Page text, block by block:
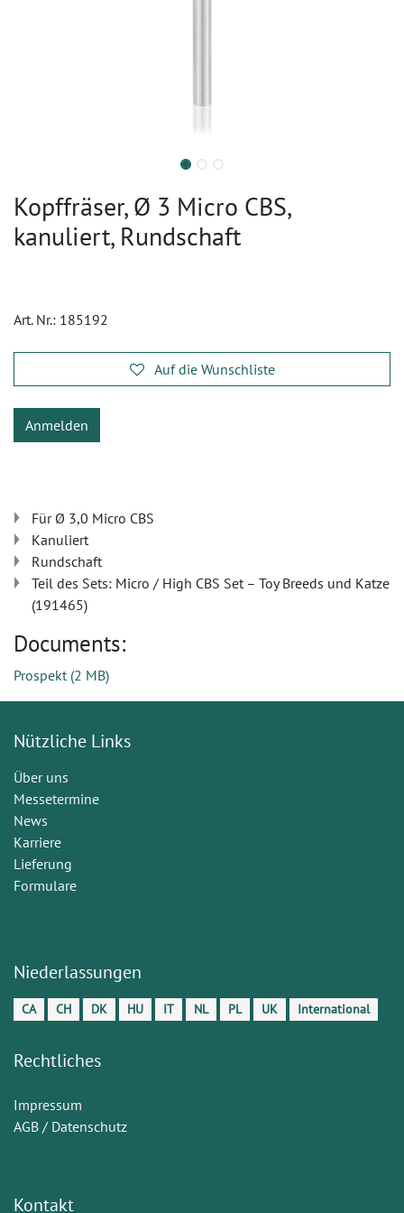
Kopffräser, Ø 3 Micro CBS,
kanuliert, Rundschaft
Art. Nr.: 185192
Auf die Wunschliste
Anmelden
Für Ø 3,0 Micro CBS
Kanuliert
Rundschaft
Teil des Sets: Micro / High CBS Set – Toy Breeds und Katze
(191465)
Documents:
Prospekt(2 MB)
Nützliche Links
Über uns
Messetermine
News
Karriere
Lieferung
Formulare
Niederlassungen
CA CH DK HU IT NL PL UK International
Rechtliches
Impressum
AGB / Datenschutz
Kontakt